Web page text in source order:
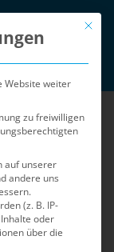
Mit
Website weiter
zu freiwilligen
auf unserer
andere uns
(z. B. IP-
oder
über die